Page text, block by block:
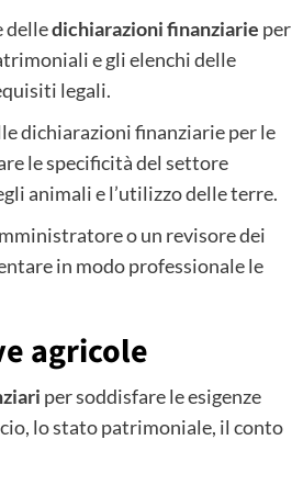
delledichiarazioni finanziarie per
e gli elenchi delle
legali.
dichiarazioni finanziarie per le
le specificità del settore
animali e l’utilizzo delle terre.
o un revisore dei
in modo professionale le
agricole
per soddisfare le esigenze
lo stato patrimoniale, il conto